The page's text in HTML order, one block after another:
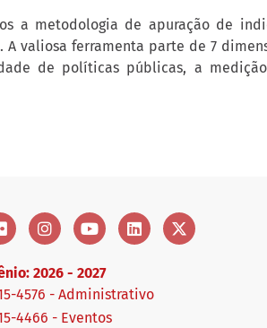
a metodologia de apuração de
valiosa ferramenta parte de 7
de políticas públicas, a
2026 - 2027
4576 - Administrativo
4466 - Eventos